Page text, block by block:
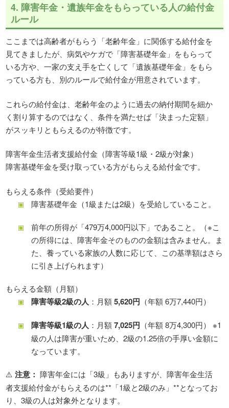
4. 障害年金・遺族年金をもらっている人の給付金
ルール
ここまでは高齢者がもらう「老齢年金」に関係する給付金を
見てきましたが、病気やケガで「障害基礎年金」をもらって
いる方や、一家の支え手を亡くして「遺族基礎年金」をもら
っている方も、別のルールで給付金が用意されています。
これらの給付金は、老齢年金のように過去の納付期間を細か
く割り算するのではなく、条件を満たせば「決まった定額」
がスッキリともらえるのが特徴です。
障害年金生活者支援給付金（障害等級1級・2級が対象）
障害基礎年金を受け取っている方がもらえる給付金です。
もらえる条件（受給要件）
障害基礎年金（1級または2級）を受給していること。
前年の所得が「479万4,000円以下」であること。（※こ
の所得には、障害年金そのものの金額は含みません。ま
た、養っている家族の人数に応じて、この基準額はさら
に引き上げられます）
もらえる金額（月額）
障害等級2級の人 ：月額5,620円 （年額 6万7,440円）
障害等級1級の人 ：月額7,025円 （年額 8万4,300円） ※1
級の人は障害が重いため、2級の1.25倍の手厚い金額に
なっています。
⚠️注意： 障害年金には「3級」もありますが、障害年金生活
者支援給付金がもらえるのは**「1級と2級のみ」**となってお
り、3級の人は対象外となります。